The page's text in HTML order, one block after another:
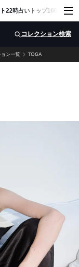
22時占い トップ100 スナッ
コレクション検索
ン一覧 TOGA